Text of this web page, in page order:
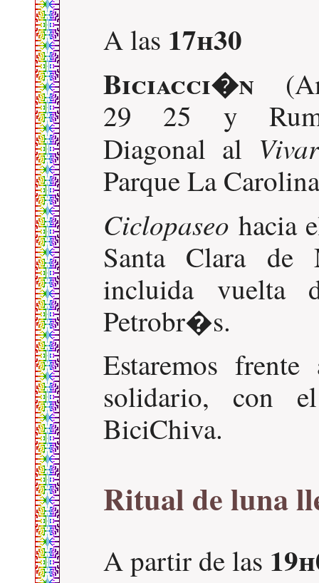
A las 17h30
Biciacci�n
29 25 y
Diagonal al
Parque La
Ciclopaseo hacia
Santa Clara
incluida vuelta
Petrobr�s.
Estaremos
solidario, con
BiciChiva.
Ritual de luna
A partir de las